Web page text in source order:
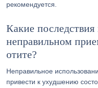
рекомендуется.
Какие
неправильном
отите?
Неправильное
привести к ухудшению